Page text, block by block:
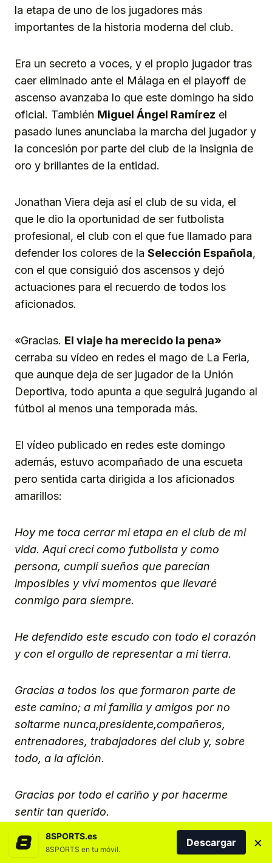
la etapa de uno de los jugadores más
importantes de la historia moderna del club.
Era un secreto a voces, y el propio jugador tras
caer eliminado ante el Málaga en el playoff de
ascenso avanzaba lo que este domingo ha sido
oficial. También Miguel Ángel Ramírez el
pasado lunes anunciaba la marcha del jugador y
la concesión por parte del club de la insignia de
oro y brillantes de la entidad.
Jonathan Viera deja así el club de su vida, el
que le dio la oportunidad de ser futbolista
profesional, el club con el que fue llamado para
defender los colores de la Selección Española,
con el que consiguió dos ascensos y dejó
actuaciones para el recuerdo de todos los
aficionados.
«Gracias. El viaje ha merecido la pena»
cerraba su vídeo en redes el mago de La Feria,
que aunque deja de ser jugador de la Unión
Deportiva, todo apunta a que seguirá jugando al
fútbol al menos una temporada más.
El vídeo publicado en redes este domingo
además, estuvo acompañado de una escueta
pero sentida carta dirigida a los aficionados
amarillos:
Hoy me toca cerrar mi etapa en el club de mi
vida. Aquí crecí como futbolista y como
persona, cumplí sueños que parecían
imposibles y viví momentos que llevaré
conmigo para siempre.
He defendido este escudo con todo el corazón
y con el orgullo de representar a mi tierra.
Gracias a todos los que formaron parte de
este camino; a mi familia y amigos por no
soltarme nunca,presidente,compañeros,
entrenadores, trabajadores del club y, sobre
todo, a la afición.
Gracias por todo el cariño y por hacerme
sentir tan querido.
Los llevaré siempre en mi corazón.
8SPORTS.es
8SPORTS en tu móvil.
Descargar ×